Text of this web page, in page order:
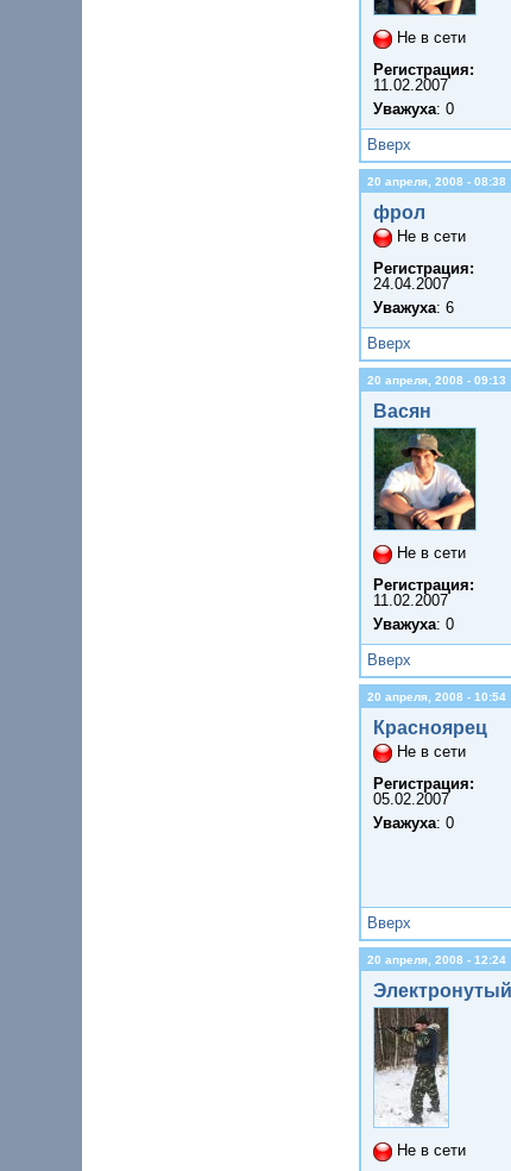
Не в сети
Регистрация:
11.02.2007
Уважуха: 0
Вверх
20 апреля, 2008 - 08:38
фрол
Не в сети
Регистрация:
24.04.2007
Уважуха: 6
Вверх
20 апреля, 2008 - 09:13
Васян
Не в сети
Регистрация:
11.02.2007
Уважуха: 0
Вверх
20 апреля, 2008 - 10:54
Красноярец
Не в сети
Регистрация:
05.02.2007
Уважуха: 0
Вверх
20 апреля, 2008 - 12:24
Электронутый
Не в сети